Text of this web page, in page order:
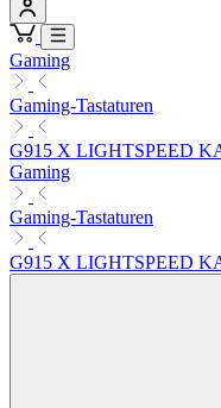
Gaming
Gaming-Tastaturen
G915 X LIGHTSPEED
Gaming
Gaming-Tastaturen
G915 X LIGHTSPEED